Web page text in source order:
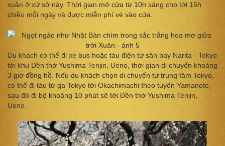
xuân ở xứ sở này. Thời gian mở cửa từ 10h sáng cho tới 16h
chiều mỗi ngày và được miễn phí vé vào cửa.
Du khách có thể đi xe bus hoặc tàu điện từ sân bay Narita - Tokyo
tới khu Đền thờ Yushima Tenjin, Ueno, thời gian di chuyển khoảng
3 giờ đồng hồ. Nếu du khách chọn di chuyển từ trung tâm Tokyo,
có thể đi tàu từ ga Tokyo tới Okachimachi theo tuyến Yamanote,
sau đó đi bộ khoảng 10 phút sẽ tới Đền thờ Yushima Tenjin,
Ueno.